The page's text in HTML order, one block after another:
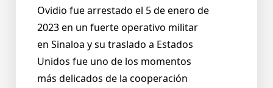
Ovidio fue arrestado el 5 de enero de
2023 en un fuerte operativo militar
en Sinaloa y su traslado a Estados
Unidos fue uno de los momentos
más delicados de la cooperación